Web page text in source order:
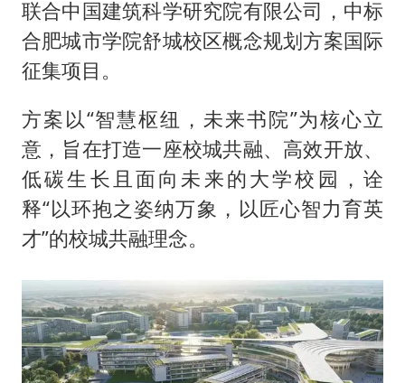
联合中国建筑科学研究院有限公司，中标
合肥城市学院舒城校区概念规划方案国际
征集项目。
方案以“智慧枢纽，未来书院”为核心立
意，旨在打造一座校城共融、高效开放、
低碳生长且面向未来的大学校园，诠
释“以环抱之姿纳万象，以匠心智力育英
才”的校城共融理念。